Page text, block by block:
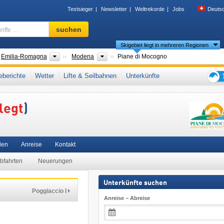
Testsieger Newsletter Weltrekorde Jobs
Skigebiet,
Region,
…
suchen
Emilia-Romagna Regionen
Modena Provinzen
Skigebiet liegt in mehreren Regionen
Piane di Mocogno
Apennin Apennin Nordostitalien , Norditalien
Wetter Lifte & Seilbahnen
Unterkünfte
den
)
Neuerungen
Anreise Kontakt
Poggiaccio I
Unterkünfte suchen
Anreise – Abreise